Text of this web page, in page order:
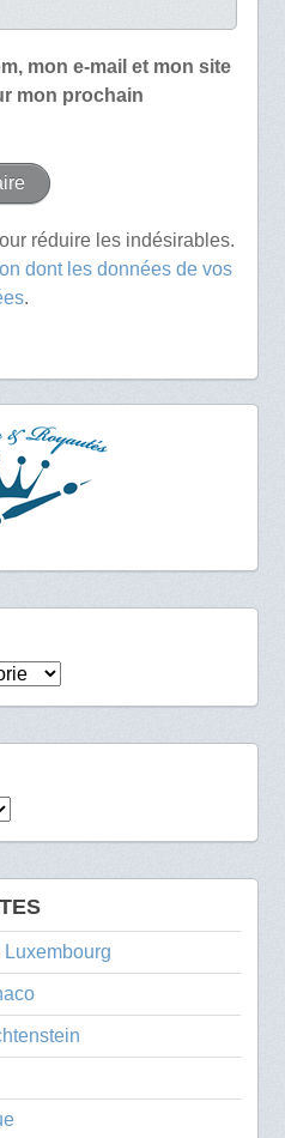
mon e-mail et mon site
mon prochain
réduire les indésirables.
dont les données de vos
.